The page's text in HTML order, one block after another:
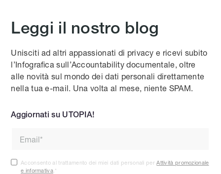
Leggi il nostro blog
Unisciti ad altri appassionati di privacy e ricevi subito
l’Infografica sull’Accountability documentale, oltre
alle novità sul mondo dei dati personali direttamente
nella tua e-mail. Una volta al mese, niente SPAM.
Aggiornati su UTOPIA!
Acconsento al trattamento dei miei dati personali perAttività promozionale
e informativa *